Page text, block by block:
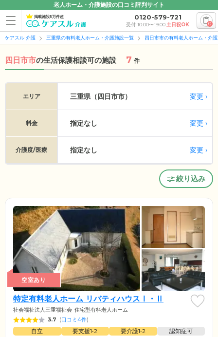
老人ホーム・介護施設の口コミ評判サイト
掲載施設5万件超 0120-579-721
受付 10:00〜19:00土日祝OK 0
ケアスル 介護 三重県の有料老人ホーム・介護施設一覧 四日市市の有料老人ホーム・介
四日市市の生活保護相談可の施設 7 件
エリア 三重県（四日市市） 変更
料金 指定なし 変更
介護度/医療 指定なし 変更
絞り込み
空室あり
特定有料老人ホーム リバティハウスⅠ・Ⅱ
社会福祉法人三重福祉会 住宅型有料老人ホーム
3.7 (口コミ4件)
自立 要支援1•2 要介護1•2
認知症可